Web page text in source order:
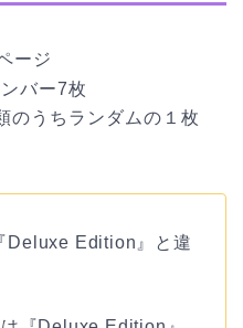
ージ
バー7枚
のうちランダムの１枚
Deluxe Edition』と違